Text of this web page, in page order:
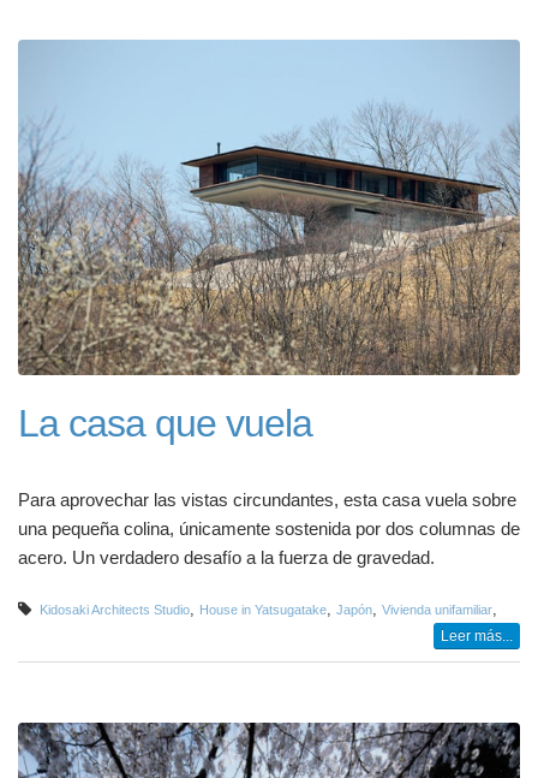
La casa que vuela
Para aprovechar las vistas circundantes, esta casa vuela sobre
una pequeña colina, únicamente sostenida por dos columnas de
acero. Un verdadero desafío a la fuerza de gravedad.
Kidosaki Architects Studio House in Yatsugatake Japón Vivienda unifamiliar
Leer más...